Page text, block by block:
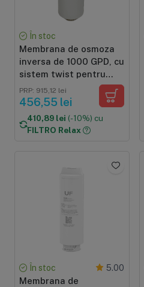
În stoc
Membrana de osmoza
inversa de 1000 GPD, cu
sistem twist pentru
purificatorul FILTRO
INFINITY+ DF1000
PRP: 915,12 lei
456,55 lei
410,89 lei (-10%) cu
FILTRO Relax
În stoc 5.00
Membrana de